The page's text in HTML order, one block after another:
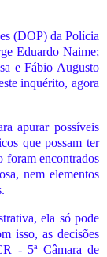
(DOP) da Polícia
Eduardo Naime;
e Fábio Augusto
inquérito, agora
apurar possíveis
que possam ter
foram encontrados
nem elementos
ela só pode
isso, as decisões
- 5ª Câmara de